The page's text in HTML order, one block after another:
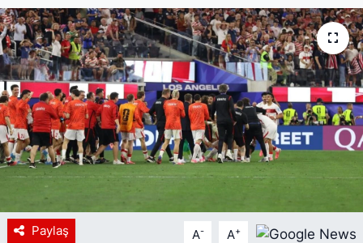
Paylaş A- A+
Siyaset
YEREL HABER
Haberde insan
Tanıtım